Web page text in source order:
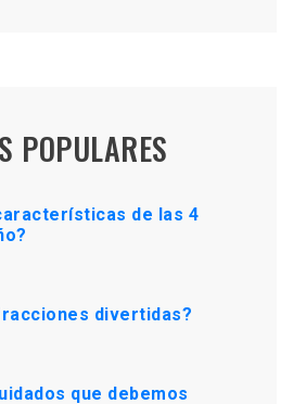
POPULARES
de las 4
divertidas?
que debemos